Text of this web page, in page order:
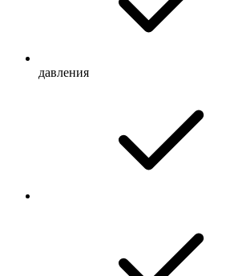
давления